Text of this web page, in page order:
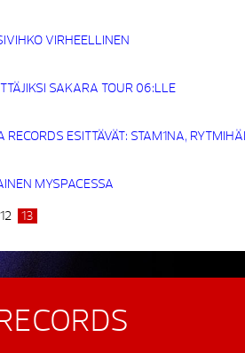
VIRHEELLINEN
SAKARA TOUR 06:LLE
RECORDS ESITTÄVÄT: STAM1NA,
MYSPACESSA
12 13